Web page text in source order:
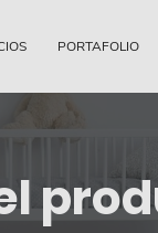
PORTAFOLIO